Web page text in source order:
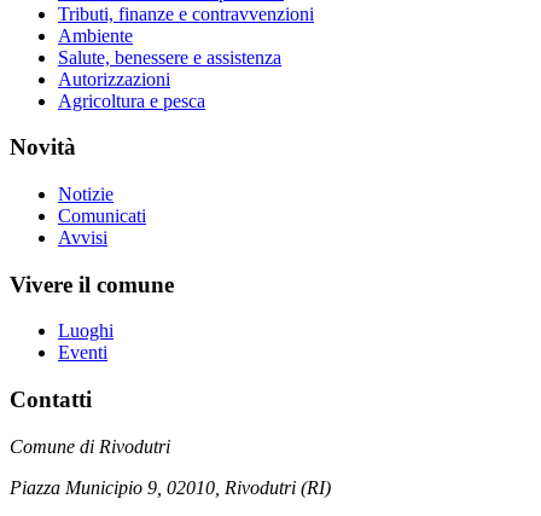
Tributi, finanze e contravvenzioni
Ambiente
Salute, benessere e assistenza
Autorizzazioni
Agricoltura e pesca
Novità
Notizie
Comunicati
Avvisi
Vivere il comune
Luoghi
Eventi
Contatti
Comune di Rivodutri
Piazza Municipio 9, 02010, Rivodutri (RI)